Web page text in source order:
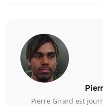
Pierre Girard est